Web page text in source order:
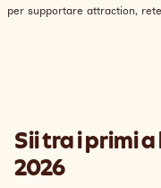
per supportare attraction,
Sii tra i primi
2026